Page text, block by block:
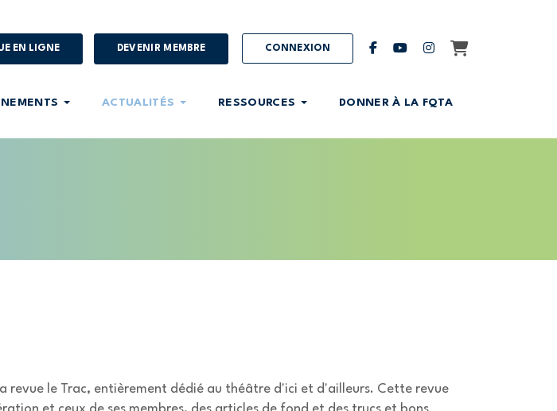
EN LIGNE DEVENIR MEMBRE CONNEXION facebookyoutubeinstagram
Panier
ACTUALITÉS RESSOURCES DONNER À LA FQTA
revue le Trac, entièrement dédié au théâtre d'ici et d'ailleurs. Cette revue